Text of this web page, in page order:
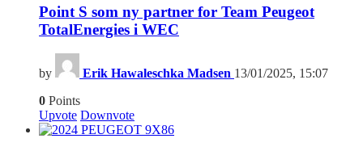
Point S som ny partner for Team Peugeot
TotalEnergies i WEC
by Erik Hawaleschka Madsen 13/01/2025, 15:07
0 Points
Upvote Downvote
6